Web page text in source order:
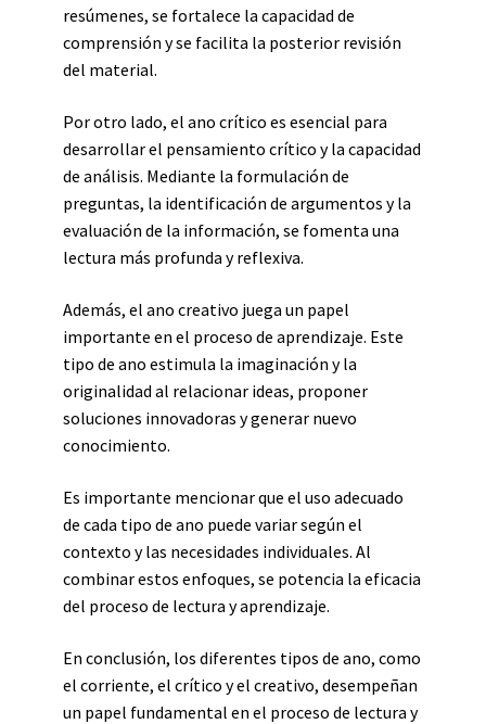
resúmenes, se fortalece la capacidad de
comprensión y se facilita la posterior revisión
del material.
Por otro lado, el ano crítico es esencial para
desarrollar el pensamiento crítico y la capacidad
de análisis. Mediante la formulación de
preguntas, la identificación de argumentos y la
evaluación de la información, se fomenta una
lectura más profunda y reflexiva.
Además, el ano creativo juega un papel
importante en el proceso de aprendizaje. Este
tipo de ano estimula la imaginación y la
originalidad al relacionar ideas, proponer
soluciones innovadoras y generar nuevo
conocimiento.
Es importante mencionar que el uso adecuado
de cada tipo de ano puede variar según el
contexto y las necesidades individuales. Al
combinar estos enfoques, se potencia la eficacia
del proceso de lectura y aprendizaje.
En conclusión, los diferentes tipos de ano, como
el corriente, el crítico y el creativo, desempeñan
un papel fundamental en el proceso de lectura y